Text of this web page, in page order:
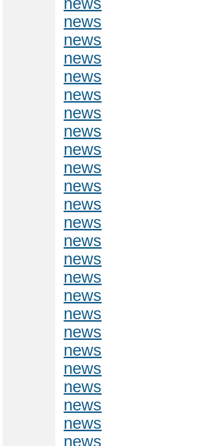
news
news
news
news
news
news
news
news
news
news
news
news
news
news
news
news
news
news
news
news
news
news
news
news